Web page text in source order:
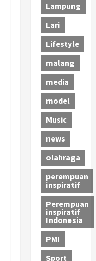
Lampung
Lari
Lifestyle
malang
media
model
Music
news
olahraga
perempuan
inspiratif
Perempuan
inspiratif
Indonesia
PMI
Sport